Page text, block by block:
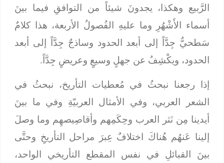
الرَّبيع وهكذا، يجدونَ شيئاً من التوافقِ فيما بينَ
أسماء الأَشْهُرِ وما عليهِ الفُصولُ الأربعة، هذا كلامٌ
سَطحيٌّ جِدَّاً إلى أبعد الحدود وساذجٌ جِدَّاً إلى أبعد
الحدود، ويكْشِفُ عن جهلٍ وسيعٍ وعريضٍ جِدَّاً.
إذا رجعنا نبحثُ في مُعطيات التأريخ، نبحثُ في
الشعر العربي، وفي الأمثال العربيّةِ وفي ما بينَ
أيدينا مِن نَثر العرب وحِكَمِهم وأقاصِيصهِم وما وصلَ
إلينا عَنهُم هُناكَ اختلافٌ عِبرَ مراحل التأريخِ وحتَّى
بينَ القبائلِ في نفس المقطع التأريخي الواحد،